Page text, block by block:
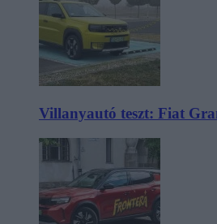
Villanyautó teszt: Fiat